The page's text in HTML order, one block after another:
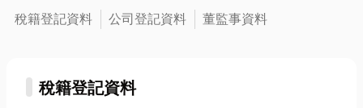
是你的理想選
擇！採用加厚
用、不易變
體產線從粗放
到精緻的過
打造舒適、安
全、節能居家
稅籍登記資料 公司登記資料 董監事資料
稅籍登記資料